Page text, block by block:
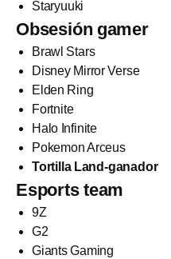
Staryuuki
Obsesión gamer
Brawl Stars
Disney Mirror Verse
Elden Ring
Fortnite
Halo Infinite
Pokemon Arceus
Tortilla Land-ganador
Esports team
9Z
G2
Giants Gaming